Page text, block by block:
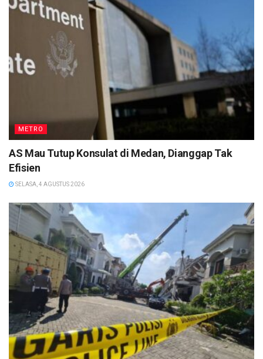
METRO
AS Mau Tutup Konsulat di Medan, Dianggap Tak
Efisien
SELASA, 4 AGUSTUS 2026